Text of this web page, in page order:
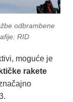
odbrambene
RID
moguće je
rakete